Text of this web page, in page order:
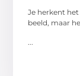
Je herkent
beeld, maar